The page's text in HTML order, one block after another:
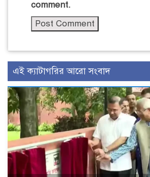
comment.
এই ক্যাটাগরির আরো সংবাদ